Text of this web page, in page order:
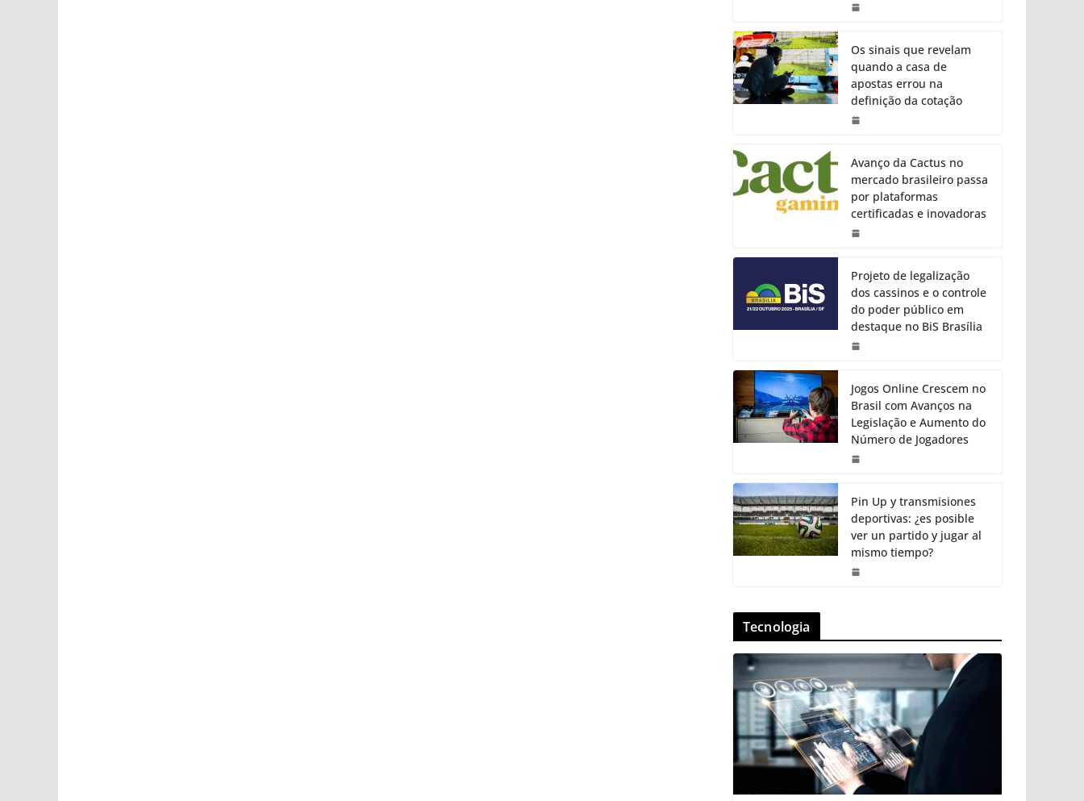
Os sinais que revelam
quando a casa de
apostas errou na
definição da cotação
Avanço da Cactus no
mercado brasileiro passa
por plataformas
certificadas e inovadoras
Projeto de legalização
dos cassinos e o controle
do poder público em
destaque no BiS Brasília
Jogos Online Crescem no
Brasil com Avanços na
Legislação e Aumento do
Número de Jogadores
Pin Up y transmisiones
deportivas: ¿es posible
ver un partido y jugar al
mismo tiempo?
Tecnologia